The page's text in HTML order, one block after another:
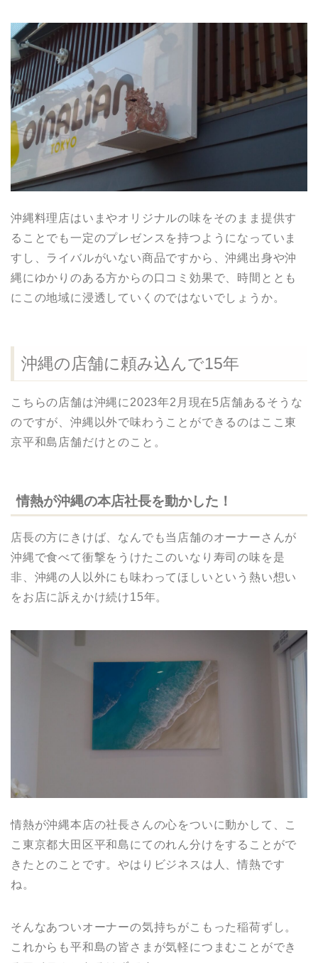
沖縄料理店はいまやオリジナルの味をそのまま提供す
ることでも一定のプレゼンスを持つようになっていま
すし、ライバルがいない商品ですから、沖縄出身や沖
縄にゆかりのある方からの口コミ効果で、時間ととも
にこの地域に浸透していくのではないでしょうか。
沖縄の店舗に頼み込んで15年
こちらの店舗は沖縄に2023年2月現在5店舗あるそうな
のですが、沖縄以外で味わうことができるのはここ東
京平和島店舗だけとのこと。
情熱が沖縄の本店社長を動かした！
店長の方にきけば、なんでも当店舗のオーナーさんが
沖縄で食べて衝撃をうけたこのいなり寿司の味を是
非、沖縄の人以外にも味わってほしいという熱い想い
をお店に訴えかけ続け15年。
情熱が沖縄本店の社長さんの心をついに動かして、こ
こ東京都大田区平和島にてのれん分けをすることがで
きたとのことです。やはりビジネスは人、情熱です
ね。
そんなあついオーナーの気持ちがこもった稲荷ずし。
これからも平和島の皆さまが気軽につまむことができ